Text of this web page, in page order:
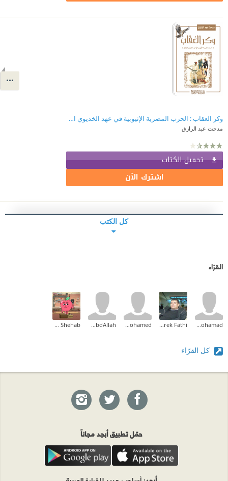
وكر العقاب : الحرب المصرية الإثيوبية في عهد الخديوي اسماعيل
مدحت عبد الرازق
تحميل الكتاب
اشترك الآن
كل الكتب
القرّاء
كل القرّاء
حمّل تطبيق أبجد مجاناً